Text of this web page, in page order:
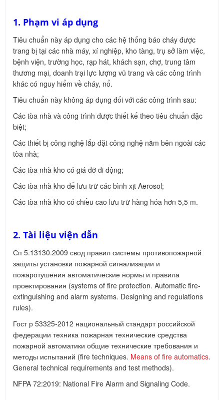
1. Phạm vi áp dụng
Tiêu chuẩn này áp dụng cho các hệ thống báo cháy được
trang bị tại các nhà máy, xí nghiệp, kho tàng, trụ sở làm việc,
bệnh viện, trường học, rạp hát, khách sạn, chợ, trung tâm
thương mại, doanh trại lực lượng vũ trang và các công trình
khác có nguy hiểm về cháy, nổ.
Tiêu chuẩn này không áp dụng đối với các công trình sau:
Các tòa nhà và công trình được thiết kế theo tiêu chuẩn đặc
biệt;
Các thiết bị công nghệ lắp đặt công nghệ nằm bên ngoài các
tòa nhà;
Các tòa nhà kho có giá đỡ di động;
Các tòa nhà kho để lưu trữ các bình xịt Aerosol;
Các tòa nhà kho có chiều cao lưu trữ hàng hóa hơn 5,5 m.
2. Tài liệu viện dẫn
Сп 5.13130.2009 свод правил системы противопожарной
защиты установки пожарной сигнализации и
пожаротушения автоматические нормы и правила
проектирования (systems of fire protection. Automatic fire-
extinguishing and alarm systems. Designing and regulations
rules).
Гост р 53325-2012 национальный стандарт российской
федерации техника пожарная технические средства
пожарной автоматики общие технические требования и
методы испытаний (fire techniques. Means of fire automatics.
General technical requirements and test methods).
NFPA 72:2019: National Fire Alarm and Signaling Code.